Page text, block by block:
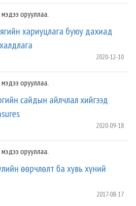
мэдээ орууллаа.
хариуцлага буюу дахиад
2020-12-10
мэдээ орууллаа.
сайдын айлчлал хийгээд
2020-09-18
мэдээ орууллаа.
өөрчлөлт ба хувь хүний
2017-08-17